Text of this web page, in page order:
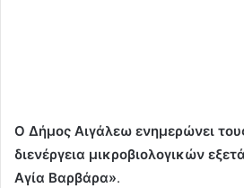
Ο Δήμος Αιγάλεω ενημερώνει
διενέργεια μικροβιολογικών
Αγία Βαρβάρα».